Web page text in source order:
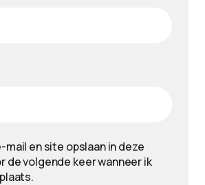
mail en site opslaan in deze
de volgende keer wanneer ik